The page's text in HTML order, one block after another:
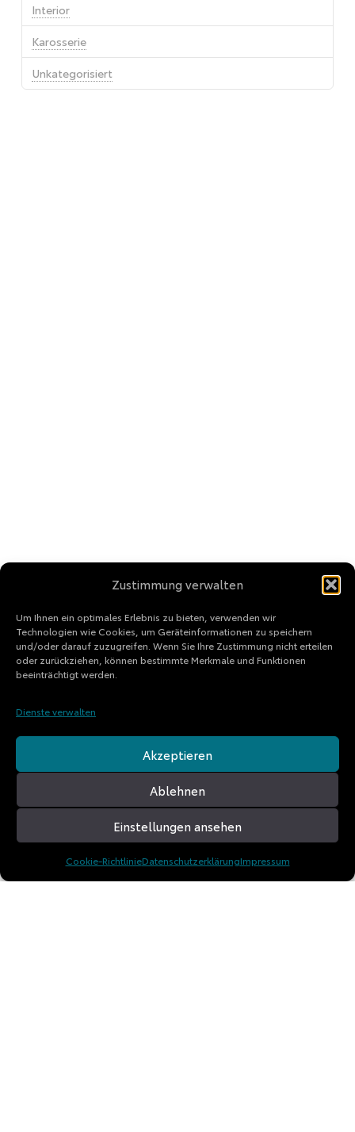
Zustimmung verwalten
Um Ihnen ein optimales Erlebnis zu bieten, verwenden wir
Technologien wie Cookies, um Geräteinformationen zu speichern
und/oder darauf zuzugreifen. Wenn Sie Ihre Zustimmung nicht erteilen
oder zurückziehen, können bestimmte Merkmale und Funktionen
beeinträchtigt werden.
Dienste verwalten
Akzeptieren
Ablehnen
Einstellungen ansehen
Cookie-RichtlinieDatenschutzerklärungImpressum
Interior
Karosserie
Unkategorisiert